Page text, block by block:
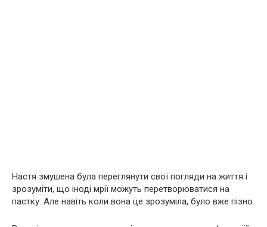
Настя змушена була переглянути свої погляди на життя і
зрозуміти, що іноді мрії можуть перетворюватися на
пастку. Але навіть коли вона це зрозуміла, було вже пізно.